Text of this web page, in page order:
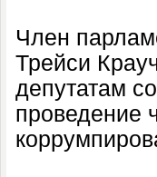
Член
Трейси
депутатам
проведение